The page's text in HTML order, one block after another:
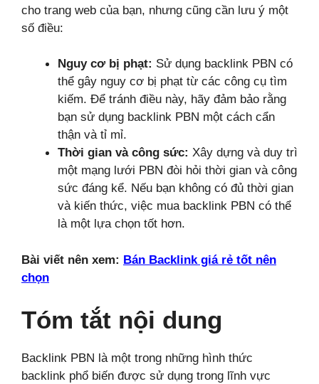
cho trang web của bạn, nhưng cũng cần lưu ý một
số điều:
Nguy cơ bị phạt: Sử dụng backlink PBN có
thể gây nguy cơ bị phạt từ các công cụ tìm
kiếm. Để tránh điều này, hãy đảm bảo rằng
bạn sử dụng backlink PBN một cách cẩn
thận và tỉ mỉ.
Thời gian và công sức: Xây dựng và duy trì
một mạng lưới PBN đòi hỏi thời gian và công
sức đáng kể. Nếu bạn không có đủ thời gian
và kiến thức, việc mua backlink PBN có thể
là một lựa chọn tốt hơn.
Bài viết nên xem: Bán Backlink giá rẻ tốt nên
chọn
Tóm tắt nội dung
Backlink PBN là một trong những hình thức
backlink phổ biến được sử dụng trong lĩnh vực